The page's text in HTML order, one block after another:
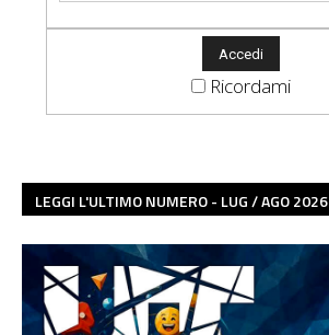
Ricordami
LEGGI L'ULTIMO NUMERO - LUG / AGO 2026